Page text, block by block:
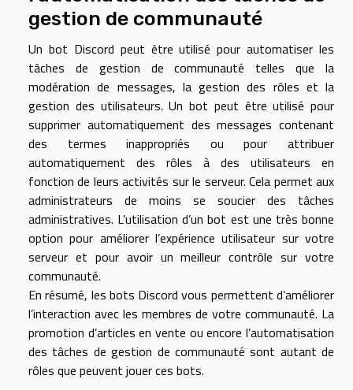
gestion de communauté
Un bot Discord peut être utilisé pour automatiser les
tâches de gestion de communauté telles que la
modération de messages, la gestion des rôles et la
gestion des utilisateurs. Un bot peut être utilisé pour
supprimer automatiquement des messages contenant
des termes inappropriés ou pour attribuer
automatiquement des rôles à des utilisateurs en
fonction de leurs activités sur le serveur. Cela permet aux
administrateurs de moins se soucier des tâches
administratives. L’utilisation d’un bot est une très bonne
option pour améliorer l’expérience utilisateur sur votre
serveur et pour avoir un meilleur contrôle sur votre
communauté.
En résumé, les bots Discord vous permettent d’améliorer
l’interaction avec les membres de votre communauté. La
promotion d’articles en vente ou encore l’automatisation
des tâches de gestion de communauté sont autant de
rôles que peuvent jouer ces bots.